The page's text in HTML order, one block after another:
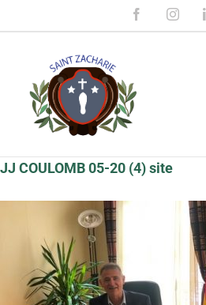
au
Facebook
JJ COULOMB 05-20 (4) site